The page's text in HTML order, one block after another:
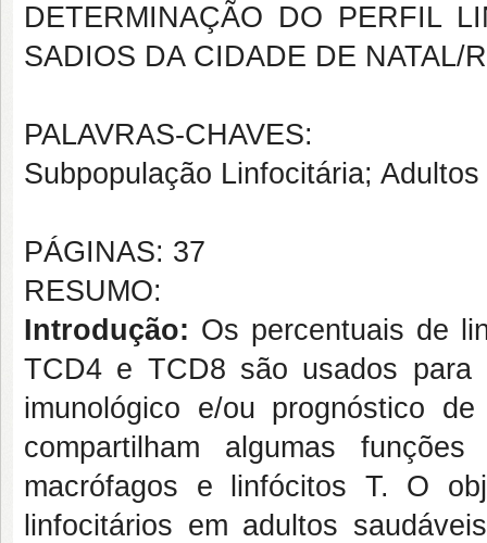
DETERMINAÇÃO DO PERFIL
SADIOS DA CIDADE DE NATAL/
PALAVRAS-CHAVES:
Subpopulação Linfocitária;
PÁGINAS: 37
RESUMO:
Introdução: Os percentuais de
TCD4 e TCD8 são usados
imunológico e/ou prognóstico
compartilham algumas
macrófagos e linfócitos T. O
linfocitários em adultos